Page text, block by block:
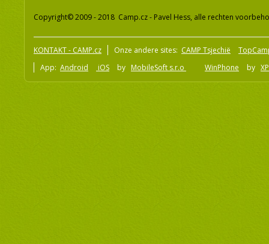
Copyright© 2009 - 2018 Camp.cz - Pavel Hess, alle rechten
KONTAKT - CAMP.cz Onze andere sites: CAMP Tsjechië
App: Android iOS by MobileSoft s.r.o WinPhone by